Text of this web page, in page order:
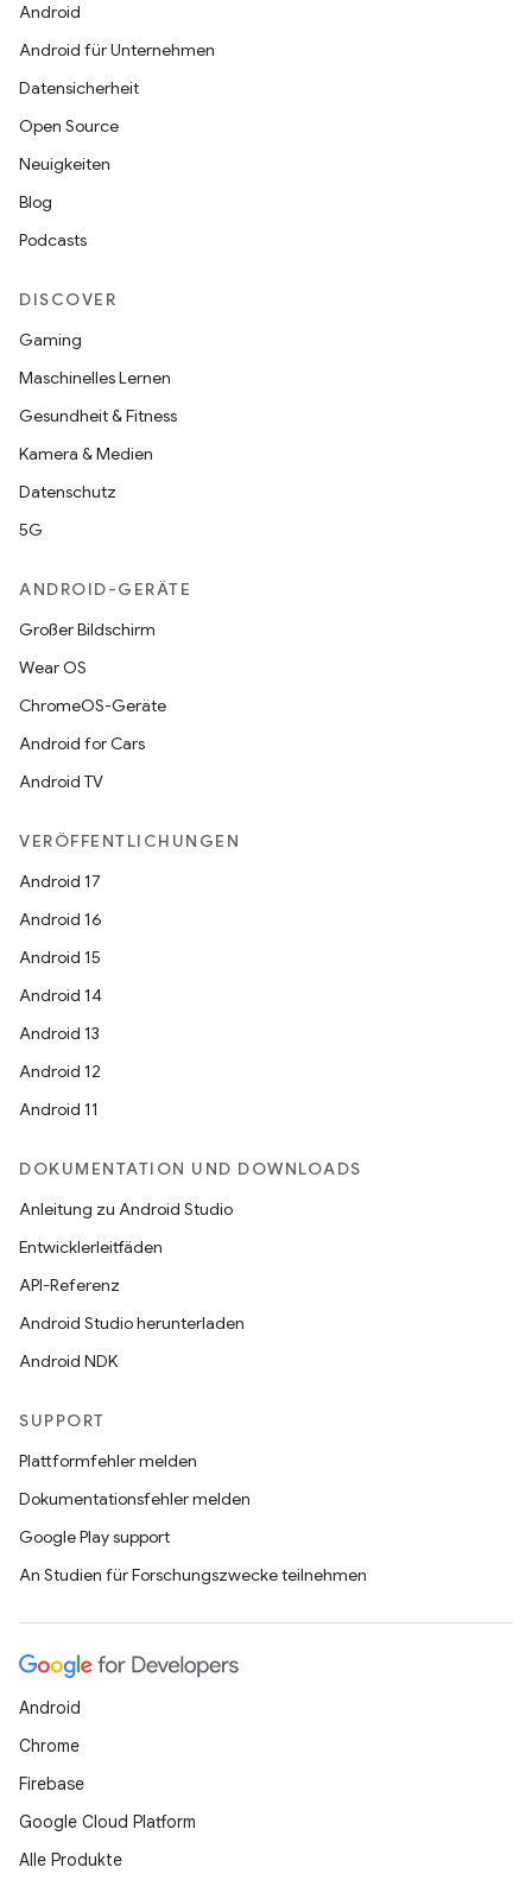
Android
Android für Unternehmen
Datensicherheit
Open Source
Neuigkeiten
Blog
Podcasts
DISCOVER
Gaming
Maschinelles Lernen
Gesundheit & Fitness
Kamera & Medien
Datenschutz
5G
ANDROID-GERÄTE
Großer Bildschirm
Wear OS
ChromeOS-Geräte
Android for Cars
Android TV
VERÖFFENTLICHUNGEN
Android 17
Android 16
Android 15
Android 14
Android 13
Android 12
Android 11
DOKUMENTATION UND DOWNLOADS
Anleitung zu Android Studio
Entwicklerleitfäden
API-Referenz
Android Studio herunterladen
Android NDK
SUPPORT
Plattformfehler melden
Dokumentationsfehler melden
Google Play support
An Studien für Forschungszwecke teilnehmen
Android
Chrome
Firebase
Google Cloud Platform
Alle Produkte